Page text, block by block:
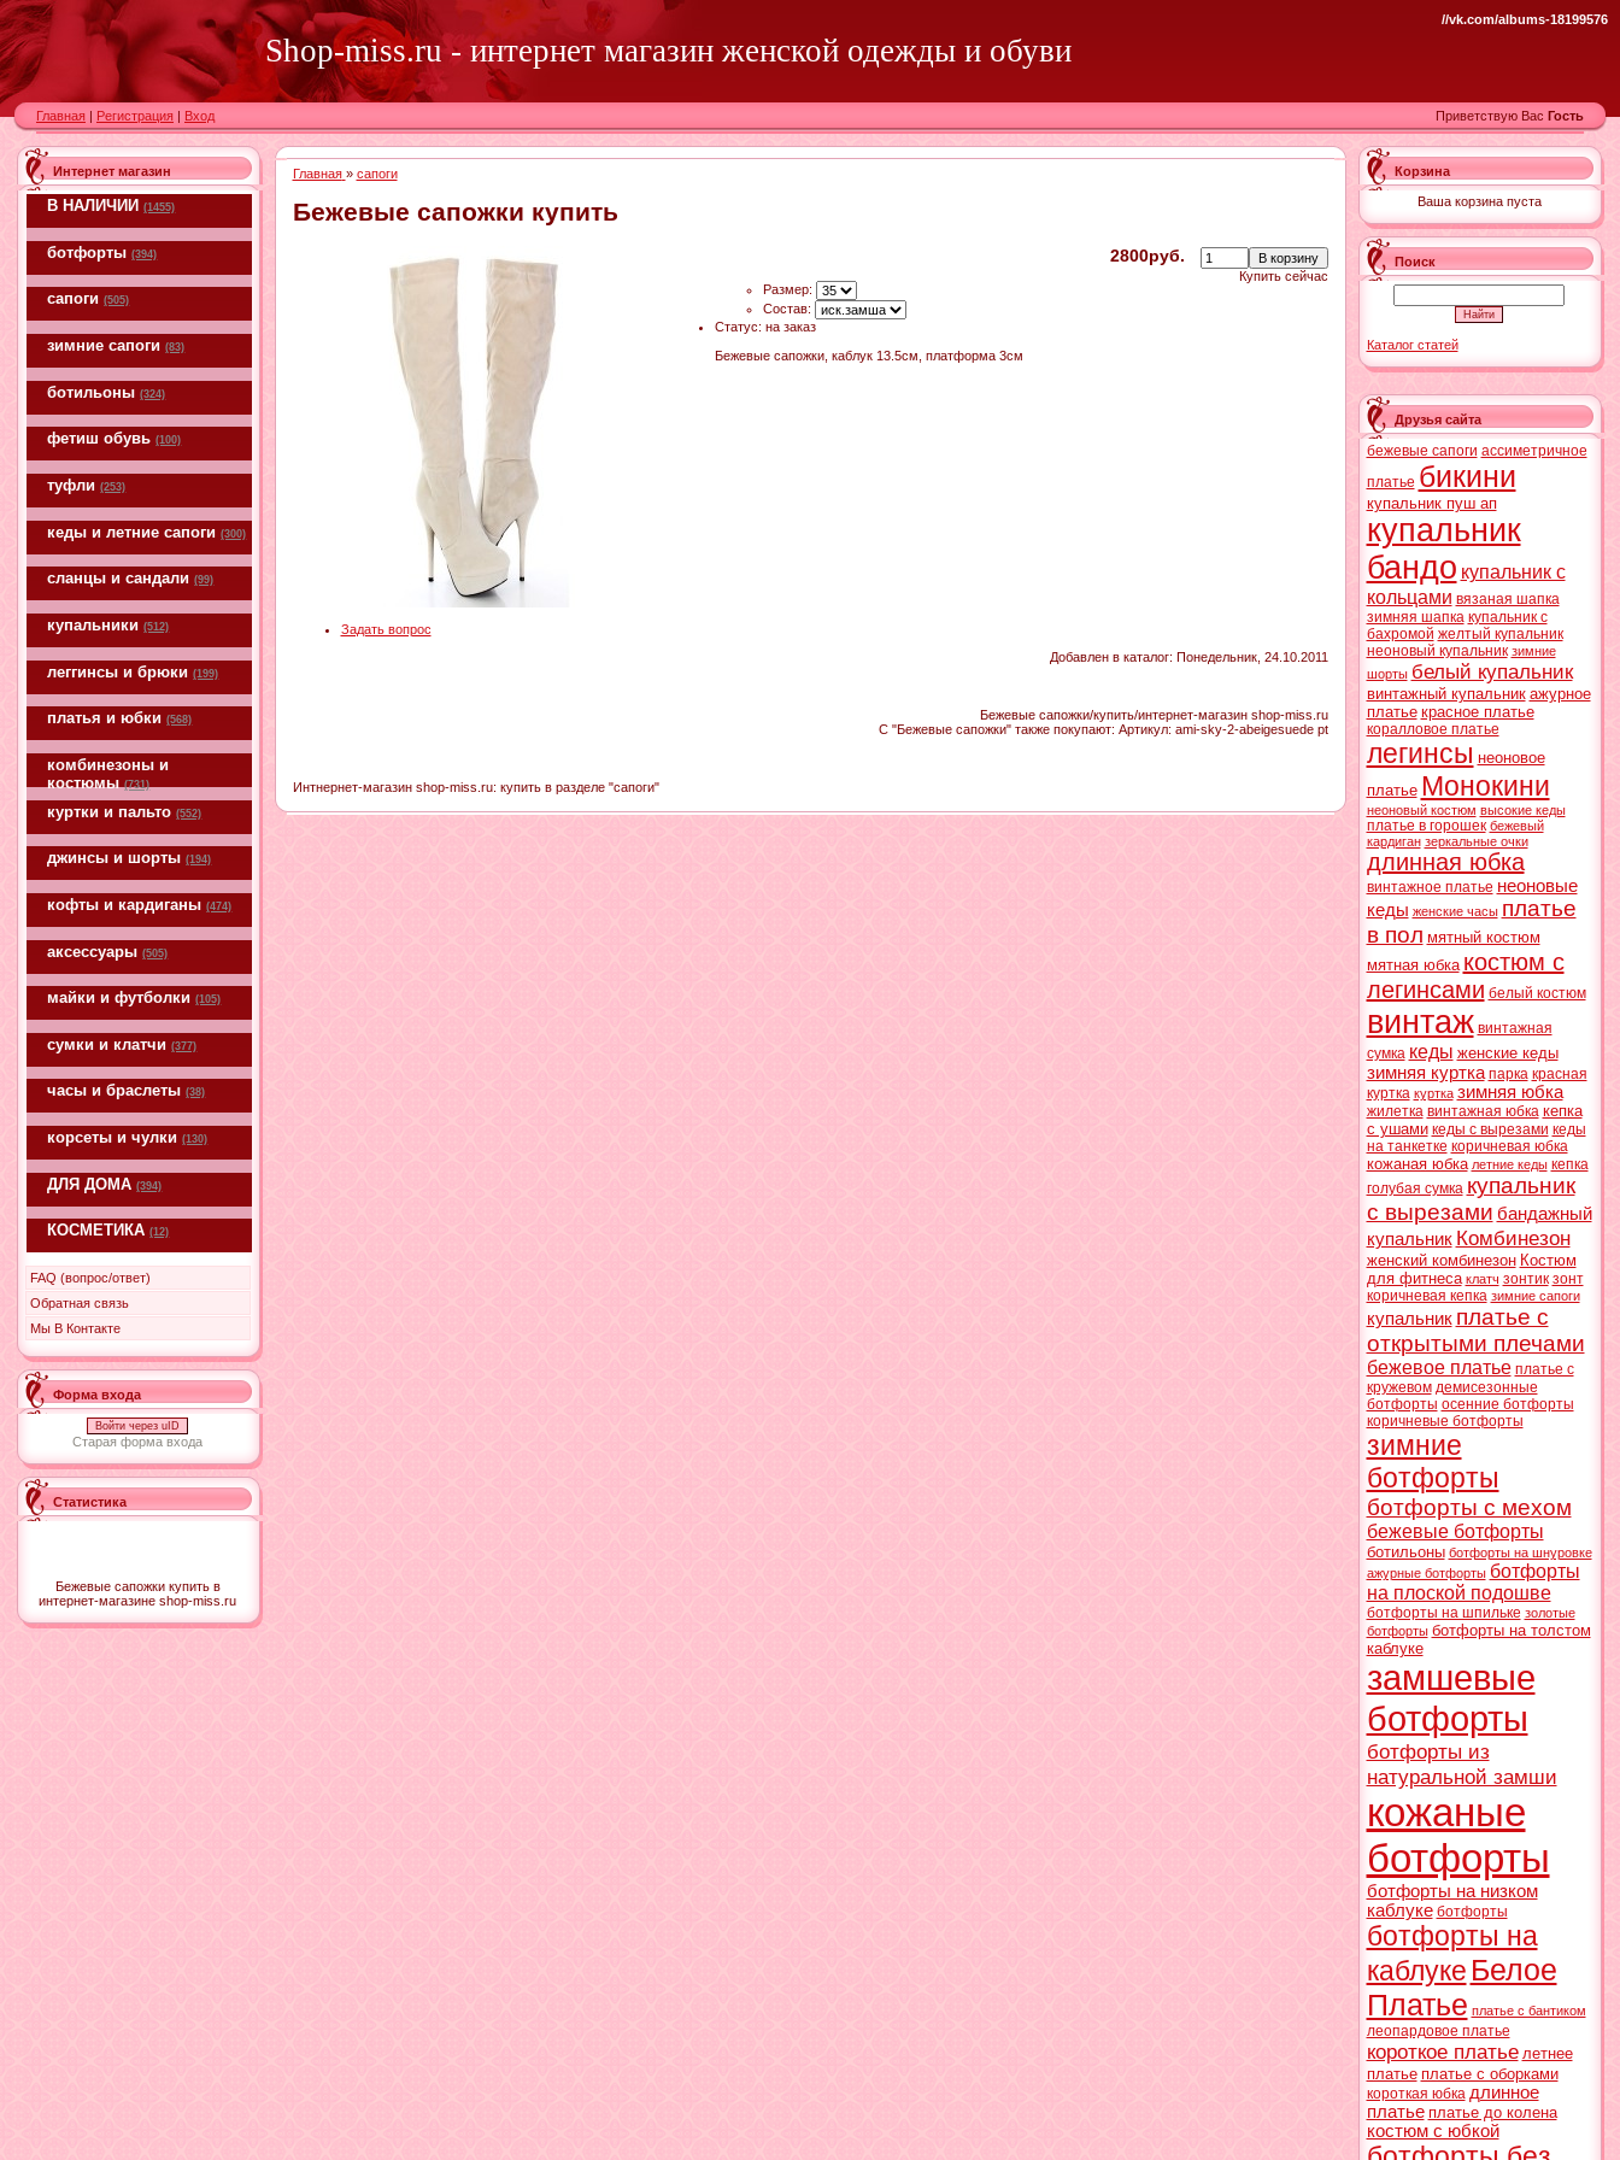
Shop-miss.ru - интернет магазин женской одежды и обуви
//vk.com/albums-18199576
Главная | Регистрация | Вход Приветствую Вас Гость
Интернет магазин
В НАЛИЧИИ(1455)
ботфорты(394)
сапоги(505)
зимние сапоги(83)
ботильоны(324)
фетиш обувь(100)
туфли(253)
кеды и летние сапоги(300)
сланцы и сандали(99)
купальники(512)
леггинсы и брюки(199)
платья и юбки(568)
комбинезоны и
костюмы(731)
куртки и пальто(552)
джинсы и шорты(194)
кофты и кардиганы(474)
аксессуары(505)
майки и футболки(105)
сумки и клатчи(377)
часы и браслеты(38)
корсеты и чулки(130)
ДЛЯ ДОМА(394)
КОСМЕТИКА(12)
FAQ (вопрос/ответ)
Обратная связь
Мы В Контакте
Форма входа
Войти через uID
Старая форма входа
Статистика
Бежевые сапожки купить в
интернет-магазине shop-miss.ru
Главная » сапоги
Бежевые сапожки купить
2800руб.
Размер:
Состав:
Статус: на заказ
Бежевые сапожки, каблук 13.5см, платформа 3см
Купить сейчас
Задать вопрос
Добавлен в каталог: Понедельник, 24.10.2011
Бежевые сапожки/купить/интернет-магазин shop-miss.ru
С "Бежевые сапожки" также покупают: Артикул: ami-sky-2-abeigesuede pt
Интнернет-магазин shop-miss.ru: купить в разделе "сапоги"
Корзина
Ваша корзина пуста
Поиск
Каталог статей
Друзья сайта
бежевые сапоги ассиметричное
платье бикини
купальник пуш ап
купальник
бандо купальник с
кольцами вязаная шапка
зимняя шапка купальник с
бахромой желтый купальник
неоновый купальник зимние
шорты белый купальник
винтажный купальник ажурное
платье красное платье
коралловое платье
легинсы неоновое
платье Монокини
неоновый костюм высокие кеды
платье в горошек бежевый
кардиган зеркальные очки
длинная юбка
винтажное платье неоновые
кеды женские часы платье
в пол мятный костюм
мятная юбка костюм с
легинсами белый костюм
винтаж винтажная
сумка кеды женские кеды
зимняя куртка парка красная
куртка куртка зимняя юбка
жилетка винтажная юбка кепка
с ушами кеды с вырезами кеды
на танкетке коричневая юбка
кожаная юбка летние кеды кепка
голубая сумка купальник
с вырезами бандажный
купальник Комбинезон
женский комбинезон Костюм
для фитнеса клатч зонтик зонт
коричневая кепка зимние сапоги
купальник платье с
открытыми плечами
бежевое платье платье с
кружевом демисезонные
ботфорты осенние ботфорты
коричневые ботфорты
зимние
ботфорты
ботфорты с мехом
бежевые ботфорты
ботильоны ботфорты на шнуровке
ажурные ботфорты ботфорты
на плоской подошве
ботфорты на шпильке золотые
ботфорты ботфорты на толстом
каблуке
замшевые
ботфорты
ботфорты из
натуральной замши
кожаные
ботфорты
ботфорты на низком
каблуке ботфорты
ботфорты на
каблуке Белое
Платье платье с бантиком
леопардовое платье
короткое платье летнее
платье платье с оборками
короткая юбка длинное
платье платье до колена
костюм с юбкой